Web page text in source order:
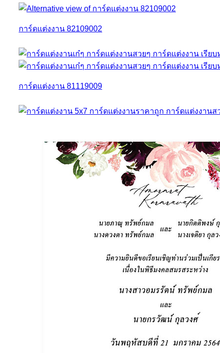
การ์ดแต่งงาน 82109002
การ์ดแต่งงาน 81119009